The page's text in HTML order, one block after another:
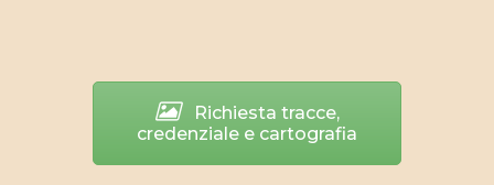
Richiesta tracce,
credenziale e cartografia